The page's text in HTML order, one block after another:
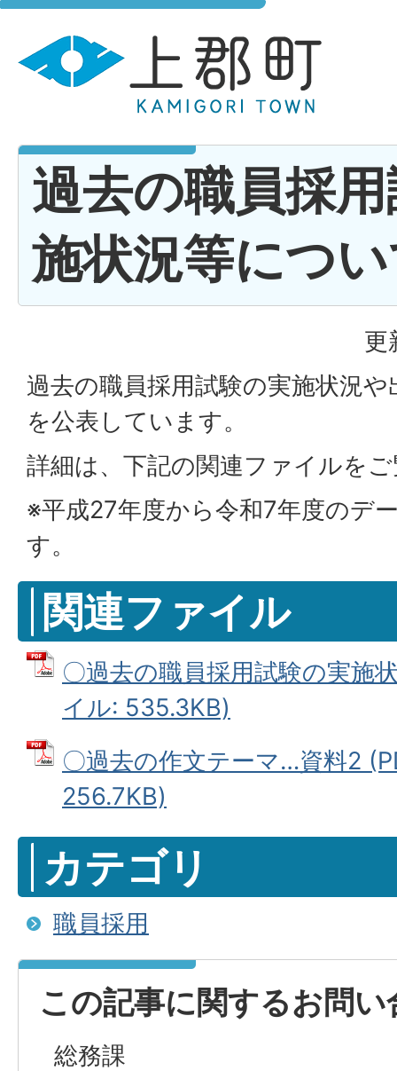
過去の職員採
施状況等につ
更
過去の職員採用試験の実施状況
を公表しています。
詳細は、下記の関連ファイルを
※平成27年度から令和7年度のデ
す。
関連ファイル
〇過去の職員採用試験の実施
イル: 535.3KB)
〇過去の作文テーマ…資料2
256.7KB)
カテゴリ
職員採用
この記事に関するお問い
総務課